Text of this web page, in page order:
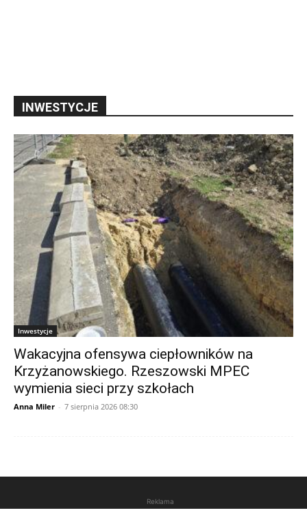
INWESTYCJE
Inwestycje
Wakacyjna ofensywa ciepłowników na
Krzyżanowskiego. Rzeszowski MPEC
wymienia sieci przy szkołach
Anna Miler - 7 sierpnia 2026 08:30
Reklama